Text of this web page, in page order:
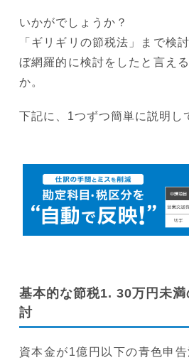
いかがでしょうか？
「ギリギリの節税法」まで検
ぼ網羅的に検討をしたと言え
か。
下記に、1つずつ簡単に説明し
基本的な節税1. 30万円未
討
資本金が1億円以下の青色申